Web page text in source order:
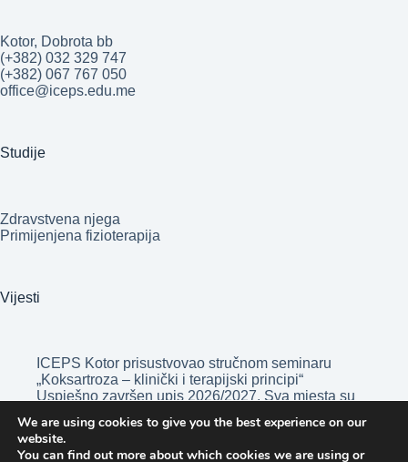
Kotor, Dobrota bb
(+382) 032 329 747
(+382) 067 767 050
office@iceps.edu.me
Studije
Zdravstvena njega
Primijenjena fizioterapija
Vijesti
ICEPS Kotor prisustvovao stručnom seminaru
„Koksartroza – klinički i terapijski principi“
Uspješno završen upis 2026/2027. Sva mjesta su
Opšta bolnica „Blažo Jošov Orlandić” Bar nova
nastavna baza Visoke medicinske škole ICEPS
We are using cookies to give you the best experience on our
website.
You can find out more about which cookies we are using or